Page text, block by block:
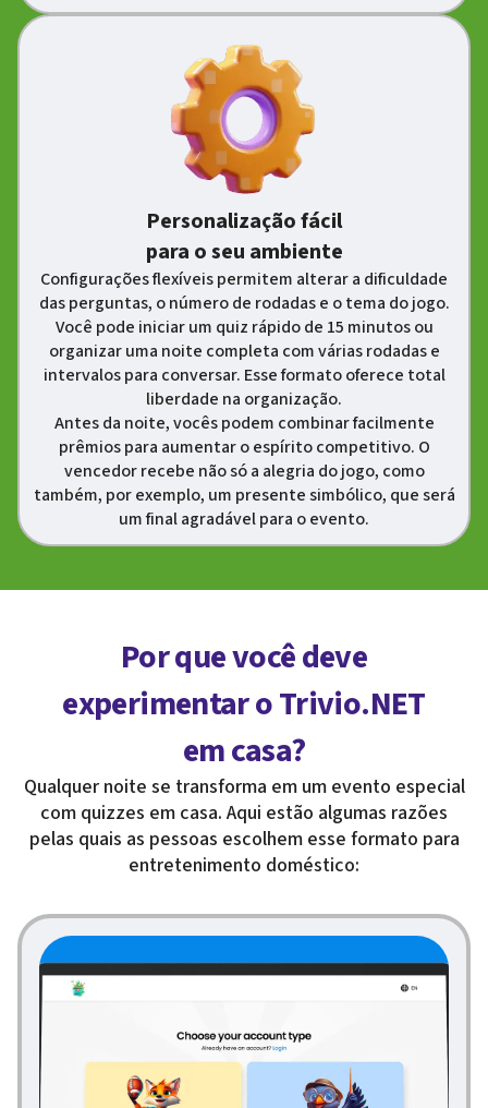
Personalização fácil
para o seu ambiente
Configurações flexíveis permitem alterar a dificuldade
das perguntas, o número de rodadas e o tema do jogo.
Você pode iniciar um quiz rápido de 15 minutos ou
organizar uma noite completa com várias rodadas e
intervalos para conversar. Esse formato oferece total
liberdade na organização.
Antes da noite, vocês podem combinar facilmente
prêmios para aumentar o espírito competitivo. O
vencedor recebe não só a alegria do jogo, como
também, por exemplo, um presente simbólico, que será
um final agradável para o evento.
Por que você deve
experimentar o Trivio.NET
em casa?
Qualquer noite se transforma em um evento especial
com quizzes em casa. Aqui estão algumas razões
pelas quais as pessoas escolhem esse formato para
entretenimento doméstico: